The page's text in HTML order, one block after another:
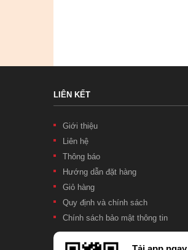
LIÊN KẾT
Giới thiệu
Liên hệ
Thông báo
Hướng dẫn đặt hàng
Giỏ hàng
Quy định và chính sách
Chính sách bảo mật thông tin